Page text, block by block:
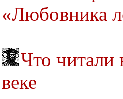
«Любовника
Что читали
веке